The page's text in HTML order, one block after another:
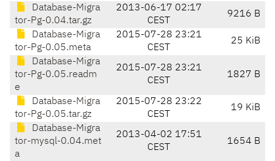
Database-Migra
tor-Pg-0.04.tar.gz
2013-06-17 02:17
CEST
9216 B
Database-Migra
tor-Pg-0.05.meta
2015-07-28 23:21
CEST
25 KiB
Database-Migra
tor-Pg-0.05.readm
e
2015-07-28 23:21
CEST
1827 B
Database-Migra
tor-Pg-0.05.tar.gz
2015-07-28 23:22
CEST
19 KiB
Database-Migra
tor-mysql-0.04.met
a
2013-04-02 17:51
CEST
1654 B